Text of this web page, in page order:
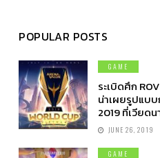
POPULAR POSTS
GAME
ระเบิดศึก
น่าเผยรูปแบบ
2019 ที่เวียดน
JUNE 26, 2019
GAME